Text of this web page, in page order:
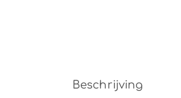
Beschrijving